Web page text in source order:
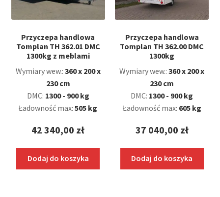
Przyczepa handlowa
Tomplan TH 362.01 DMC
1300kg z meblami
Wymiary wew.: 360 x 200 x
230 cm
DMC: 1300 - 900 kg
Ładowność max:505 kg
42 340,00 zł
Dodaj do koszyka
Przyczepa handlowa
Tomplan TH 362.00 DMC
1300kg
Wymiary wew.:360 x 200 x
230 cm
DMC: 1300 - 900 kg
Ładowność max: 605 kg
37 040,00 zł
Dodaj do koszyka